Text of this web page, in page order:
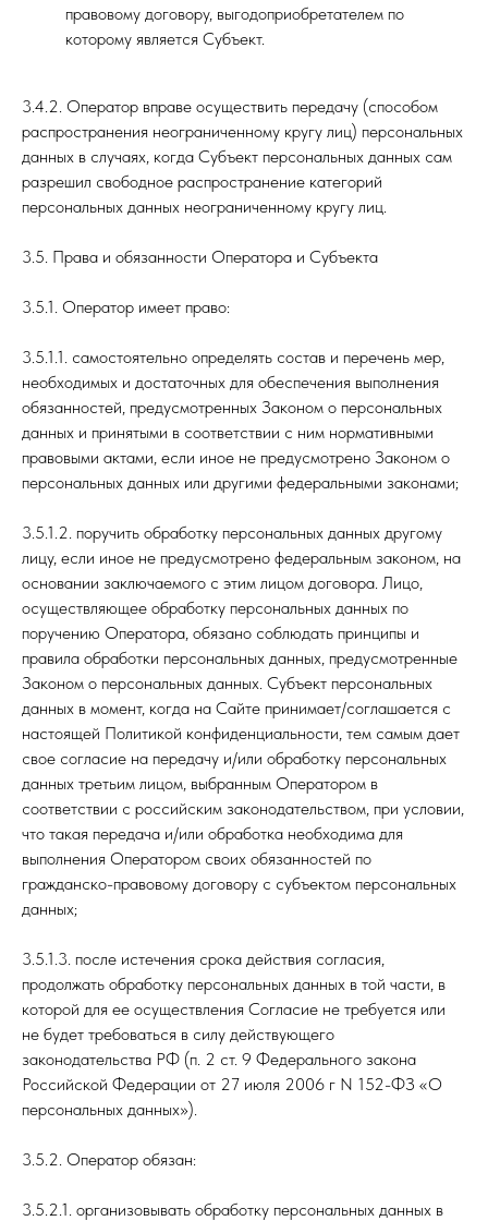
правовому договору, выгодоприобретателем по
которому является Субъект.
3.4.2. Оператор вправе осуществить передачу (способом
распространения неограниченному кругу лиц) персональных
данных в случаях, когда Субъект персональных данных сам
разрешил свободное распространение категорий
персональных данных неограниченному кругу лиц.
3.5. Права и обязанности Оператора и Субъекта
3.5.1. Оператор имеет право:
3.5.1.1. самостоятельно определять состав и перечень мер,
необходимых и достаточных для обеспечения выполнения
обязанностей, предусмотренных Законом о персональных
данных и принятыми в соответствии с ним нормативными
правовыми актами, если иное не предусмотрено Законом о
персональных данных или другими федеральными законами;
3.5.1.2. поручить обработку персональных данных другому
лицу, если иное не предусмотрено федеральным законом, на
основании заключаемого с этим лицом договора. Лицо,
осуществляющее обработку персональных данных по
поручению Оператора, обязано соблюдать принципы и
правила обработки персональных данных, предусмотренные
Законом о персональных данных. Субъект персональных
данных в момент, когда на Сайте принимает/соглашается с
настоящей Политикой конфиденциальности, тем самым дает
свое согласие на передачу и/или обработку персональных
данных третьим лицом, выбранным Оператором в
соответствии с российским законодательством, при условии,
что такая передача и/или обработка необходима для
выполнения Оператором своих обязанностей по
гражданско-правовому договору с субъектом персональных
данных;
3.5.1.3. после истечения срока действия согласия,
продолжать обработку персональных данных в той части, в
которой для ее осуществления Согласие не требуется или
не будет требоваться в силу действующего
законодательства РФ (п. 2 ст. 9 Федерального закона
Российской Федерации от 27 июля 2006 г N 152-ФЗ «О
персональных данных»).
3.5.2. Оператор обязан:
3.5.2.1. организовывать обработку персональных данных в